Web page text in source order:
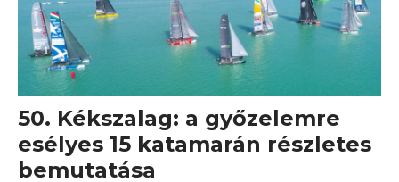
50. Kékszalag: a győzelemre
esélyes 15 katamarán részletes
bemutatása